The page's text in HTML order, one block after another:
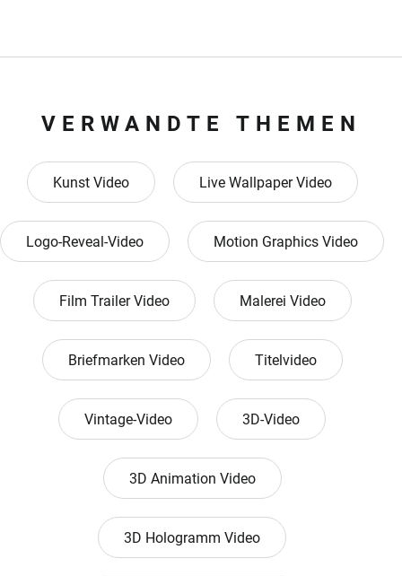
VERWANDTE THEMEN
Kunst Video Live Wallpaper Video
Logo-Reveal-Video Motion Graphics Video
Film Trailer Video Malerei Video
Briefmarken Video Titelvideo
Vintage-Video 3D-Video
3D Animation Video
3D Hologramm Video